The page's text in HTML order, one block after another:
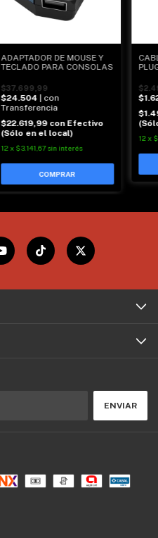
ADAPTADOR DE MOUSE Y
TECLADO PARA CONSOLAS
$37.699,99
$24.504
| con
Transferencia
$22.619,99 con Efectivo
(Sólo en el local)
12 x $3.141,67 sin interés
12x